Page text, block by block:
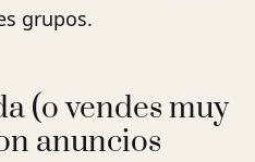
grupos.
(o vendes muy
anuncios